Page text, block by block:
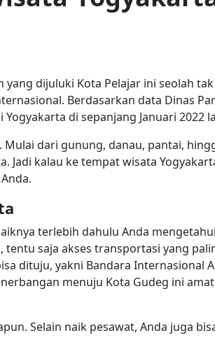
dijuluki Kota Pelajar ini seolah
Berdasarkan data Dinas
di sepanjang Januari 2022
dari gunung, danau, pantai,
kalau ke tempat wisata
terlebih dahulu Anda
saja akses transportasi yang
dituju, yakni Bandara Internasional
menuju Kota Gudeg ini
Selain naik pesawat, Anda juga